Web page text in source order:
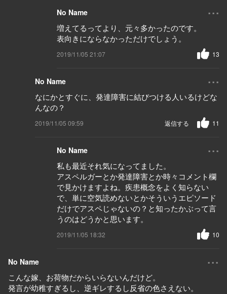
No Name ...
増えてるってより、元々多かったのです。
表向きにならなかっただけでしょう。
2019/11/05 21:07 13
No Name ...
なにかとすぐに、発達障害に結びつける人いるけどな
んなの？
2019/11/05 09:59 11
返信する
No Name ...
私も最近それ気になってました。
アスペルガーとか発達障害とか時々コメント欄
で見かけますよね。疾患概念をよく知らない
で、単に空気読めないとかそういうエピソード
だけでアスペじゃないの？と知ったかぶって言
うのはどうかと思います。
2019/11/05 18:32 10
No Name ...
こんな嫁、お荷物だからいらないんだけど。
発言が幼稚すぎるし、逆ギレするし反省の色さえない。